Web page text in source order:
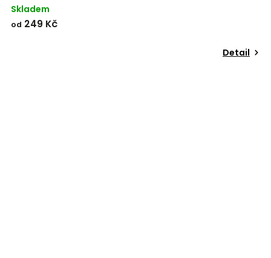
Skladem
od 249 Kč
Detail